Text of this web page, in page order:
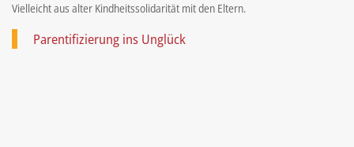
Vielleicht aus alter Kindheitssolidarität mit den Eltern.
Parentifizierung ins Unglück